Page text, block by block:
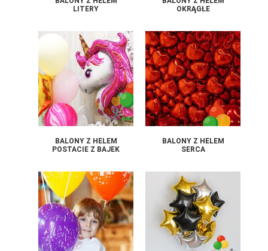
LITERY
OKRĄGŁE
BALONY Z HELEM
POSTACIE Z BAJEK
BALONY Z HELEM
SERCA